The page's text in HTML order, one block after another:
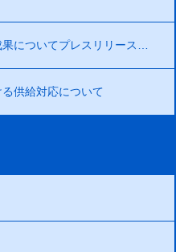
てプレスリリースを行いました！
供給対応について